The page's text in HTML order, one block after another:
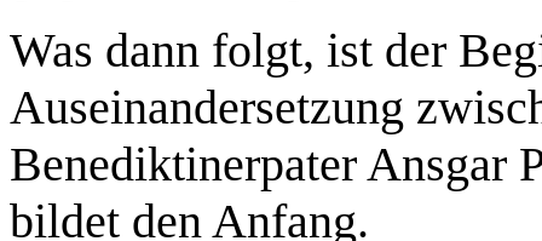
Was dann folgt, ist der
Auseinandersetzung
Benediktinerpater Ansgar
bildet den Anfang.